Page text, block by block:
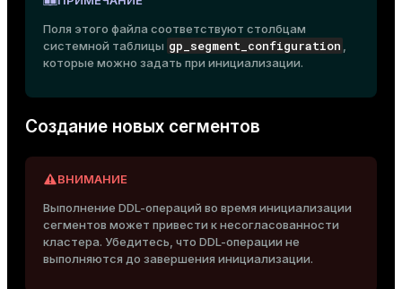
Поля этого файла соответствуют столбцам
системной таблицы gp_segment_configuration ,
которые можно задать при инициализации.
Создание новых сегментов
ВНИМАНИЕ
Выполнение DDL-операций во время инициализации
сегментов может привести к несогласованности
кластера. Убедитесь, что DDL-операции не
выполняются до завершения инициализации.